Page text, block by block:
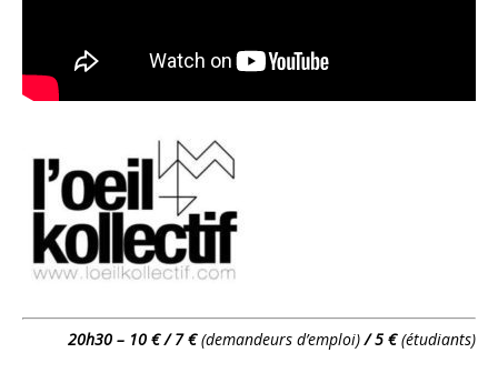
20h30 – 10 € / 7 €(demandeurs d’emploi)/ 5 €(étudiants)